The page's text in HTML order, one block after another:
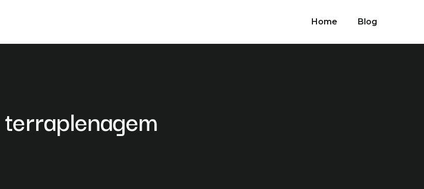
Home Blog
terraplenagem